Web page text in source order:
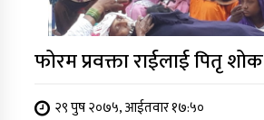
फोरम प्रवक्ता राईलाई पितृ शोक
२९ पुष २०७५, आईतवार १७:५०